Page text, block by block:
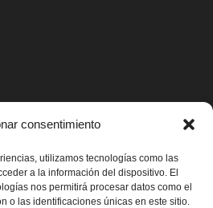
consentimiento
utilizamos tecnologías como las
a la información del dispositivo. El
nos permitirá procesar datos como el
o las identificaciones únicas en este sitio.